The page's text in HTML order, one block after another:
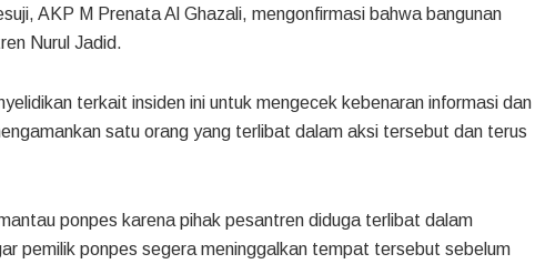
AKP M Prenata Al Ghazali, mengonfirmasi bahwa bangunan
Nurul Jadid.
terkait insiden ini untuk mengecek kebenaran informasi dan
satu orang yang terlibat dalam aksi tersebut dan terus
ponpes karena pihak pesantren diduga terlibat dalam
pemilik ponpes segera meninggalkan tempat tersebut sebelum